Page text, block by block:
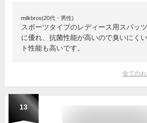
milkbros(20代・男性)
スポーツタイプのレディース用スパッ
に優れ、抗菌性能が高いので臭いにく
ト性能も高いです。
全ての
13